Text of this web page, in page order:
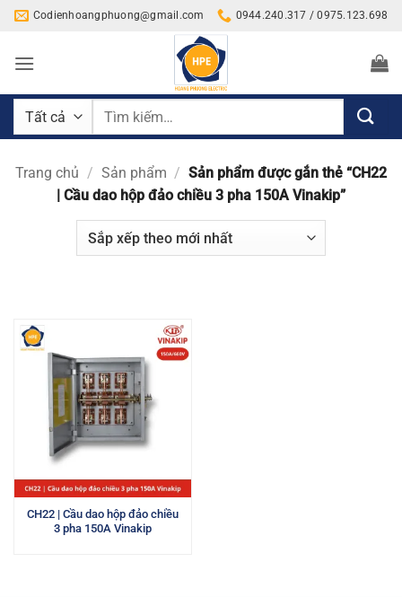
Bỏ
nội
Codienhoangphuong@gmail.com 0944.240.317 / 0975.123.698
Tìm
Trang chủ / Sản phẩm / Sản phẩm được gắn thẻ “CH22
| Cầu dao hộp đảo chiều 3 pha 150A Vinakip”
CH22 | Cầu dao hộp đảo chiều
3 pha 150A Vinakip